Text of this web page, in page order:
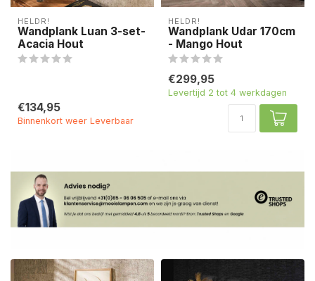
HELDR!
Wandplank Luan 3-set-
Acacia Hout
€134,95
Binnenkort weer Leverbaar
HELDR!
Wandplank Udar 170cm
- Mango Hout
€299,95
Levertijd 2 tot 4 werkdagen